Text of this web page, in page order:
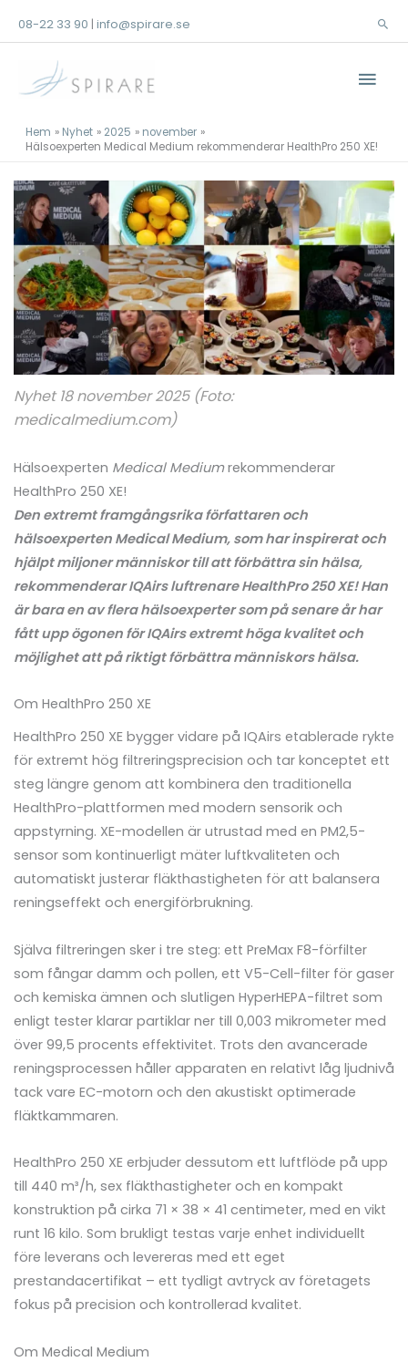
08-22 33 90 info@spirare.se Sök
Hem Nyhet 2025
november
Hälsoexperten Medical Medium rekommenderar HealthPro 250 XE!
Nyhet 18 november 2025 (Foto:
medicalmedium.com)
Hälsoexperten Medical Mediumrekommenderar
HealthPro 250 XE!
Den extremt framgångsrika författaren och
hälsoexperten Medical Medium, som har inspirerat och
hjälpt miljoner människor till att förbättra sin hälsa,
rekommenderar IQAirs luftrenare HealthPro 250 XE! Han
är bara en av flera hälsoexperter som på senare år har
fått upp ögonen för IQAirs extremt höga kvalitet och
möjlighet att på riktigt förbättra människors hälsa.
Om HealthPro 250 XE
HealthPro 250 XE bygger vidare på IQAirs etablerade rykte
för extremt hög filtreringsprecision och tar konceptet ett
steg längre genom att kombinera den traditionella
HealthPro-plattformen med modern sensorik och
appstyrning. XE-modellen är utrustad med en PM2,5-
sensor som kontinuerligt mäter luftkvaliteten och
automatiskt justerar fläkthastigheten för att balansera
reningseffekt och energiförbrukning.
Själva filtreringen sker i tre steg: ett PreMax F8-förfilter
som fångar damm och pollen, ett V5-Cell-filter för gaser
och kemiska ämnen och slutligen HyperHEPA-filtret som
enligt tester klarar partiklar ner till 0,003 mikrometer med
över 99,5 procents effektivitet. Trots den avancerade
reningsprocessen håller apparaten en relativt låg ljudnivå
tack vare EC-motorn och den akustiskt optimerade
fläktkammaren.
HealthPro 250 XE erbjuder dessutom ett luftflöde på upp
till 440 m³/h, sex fläkthastigheter och en kompakt
konstruktion på cirka 71 × 38 × 41 centimeter, med en vikt
runt 16 kilo. Som brukligt testas varje enhet individuellt
före leverans och levereras med ett eget
prestandacertifikat – ett tydligt avtryck av företagets
fokus på precision och kontrollerad kvalitet.
Om Medical Medium